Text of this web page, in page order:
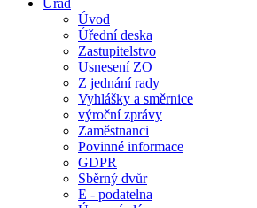
Úřad
Úvod
Úřední deska
Zastupitelstvo
Usnesení ZO
Z jednání rady
Vyhlášky a směrnice
výroční zprávy
Zaměstnanci
Povinné informace
GDPR
Sběrný dvůr
E - podatelna